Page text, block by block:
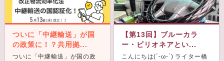
ついに「中継輸送」が国
の政策に！？共用拠...
ついに「中継輸送」が国の政
【第13回】ブルーカラ
ー・ビリオネアとい...
こんにちは(´-ω-`) ライター橋